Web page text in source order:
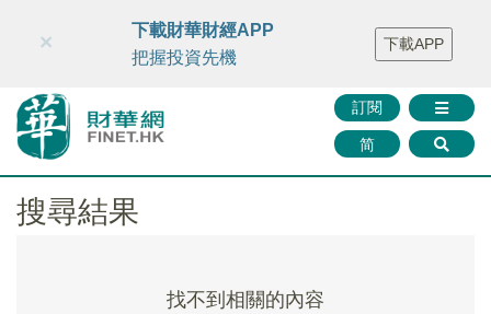
財華智庫網 FINTV FINMETA 財華證券 媒體矩陣
智庫沙龍
聯絡我們
訂閱
简
×
下載財華財經APP
把握投資先機
下載APP
搜尋結果
找不到相關的內容